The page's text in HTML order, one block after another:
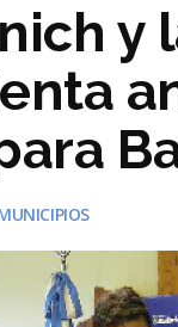
y